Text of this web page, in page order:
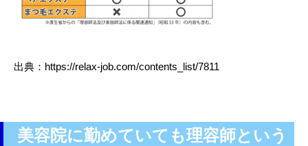
出典：https://relax-job.com/contents_list/7811
美容院に勤めていても理容師という